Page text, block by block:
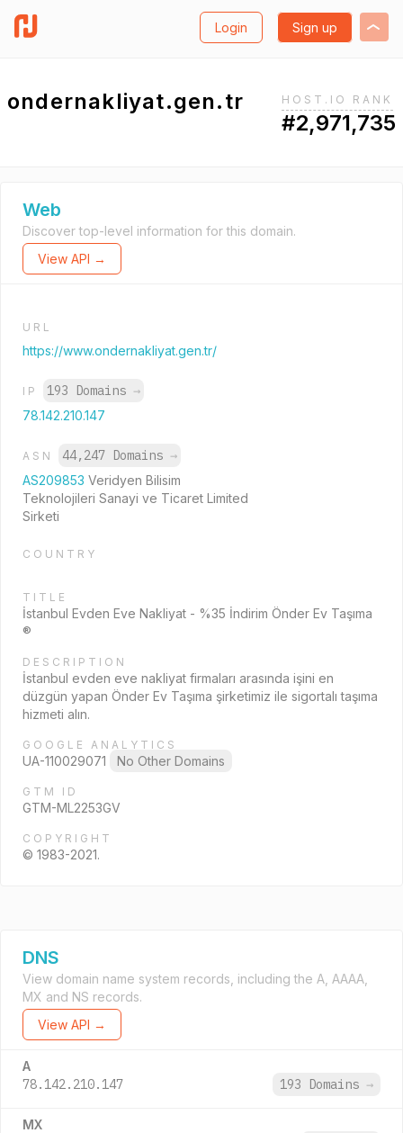
Login Sign up
ondernakliyat.gen.tr HOST.IO RANK
#2,971,735
Web
Discover top-level information for this domain.
View API →
URL
https://www.ondernakliyat.gen.tr/
IP 193 Domains →
78.142.210.147
ASN 44,247 Domains →
AS209853 Veridyen Bilisim
Teknolojileri Sanayi ve Ticaret Limited
Sirketi
COUNTRY
TITLE
İstanbul Evden Eve Nakliyat - %35 İndirim Önder Ev Taşıma
®
DESCRIPTION
İstanbul evden eve nakliyat firmaları arasında işini en
düzgün yapan Önder Ev Taşıma şirketimiz ile sigortalı taşıma
hizmeti alın.
GOOGLE ANALYTICS
UA-110029071 No Other Domains
GTM ID
GTM-ML2253GV
COPYRIGHT
© 1983-2021.
DNS
View domain name system records, including the A, AAAA,
MX and NS records.
View API →
A
78.142.210.147 193 Domains →
MX